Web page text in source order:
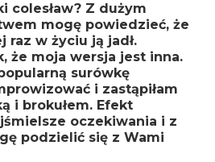
colesław? Z dużym
mogę powiedzieć, że
raz w życiu ją jadł.
że moja wersja jest inna.
surówkę
i zastąpiłam
i brokułem. Efekt
oczekiwania i z
podzielić się z Wami